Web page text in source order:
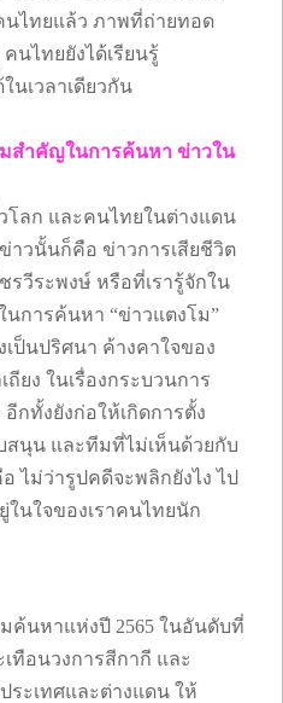
นไทยแล้ว ภาพที่ถ่ายทอด
นไทยยังได้เรียนรู้
นเวลาเดียวกัน
สำคัญในการค้นหา ข่าวใน
ลก และคนไทยในต่างแดน
วนั้นก็คือ ข่าวการเสียชีวิต
รวีระพงษ์ หรือที่เรารู้จักใน
นการค้นหา “ข่าวแตงโม”
ป็นปริศนา ค้างคาใจของ
ยง ในเรื่องกระบวนการ
กทั้งยังก่อให้เกิดการตั้ง
นุน และทีมที่ไม่เห็นด้วยกับ
ไม่ว่ารูปคดีจะพลิกยังไง ไป
นใจของเราคนไทยนัก
นหาแห่งปี 2565 ในอันดับที่
เทือนวงการสีกากี และ
ระเทศและต่างแดน ให้